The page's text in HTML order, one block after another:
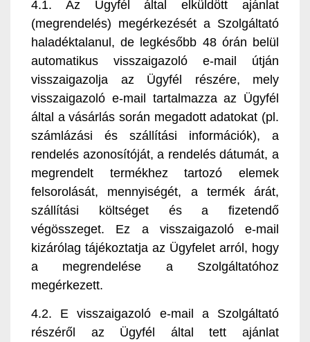
4.1. Az Ügyfél által elküldött ajánlat
(megrendelés) megérkezését a Szolgáltató
haladéktalanul, de legkésőbb 48 órán belül
automatikus visszaigazoló e-mail útján
visszaigazolja az Ügyfél részére, mely
visszaigazoló e-mail tartalmazza az Ügyfél
által a vásárlás során megadott adatokat (pl.
számlázási és szállítási információk), a
rendelés azonosítóját, a rendelés dátumát, a
megrendelt termékhez tartozó elemek
felsorolását, mennyiségét, a termék árát,
szállítási költséget és a fizetendő
végösszeget. Ez a visszaigazoló e-mail
kizárólag tájékoztatja az Ügyfelet arról, hogy
a megrendelése a Szolgáltatóhoz
megérkezett.
4.2. E visszaigazoló e-mail a Szolgáltató
részéről az Ügyfél által tett ajánlat